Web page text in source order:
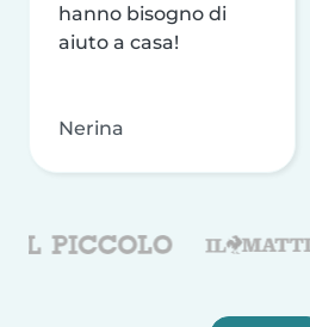
hanno bisogno di
aiuto a casa!
Nerina